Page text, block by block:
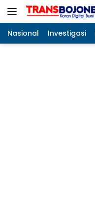
Langsung
Nasional Investigasi